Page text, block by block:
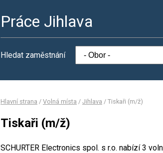
Práce Jihlava
Hledat zaměstnání
Hlavní strana / Volná místa / Jihlava / Tiskaři (m/ž)
Tiskaři (m/ž)
SCHURTER Electronics spol. s r.o. nabízí 3